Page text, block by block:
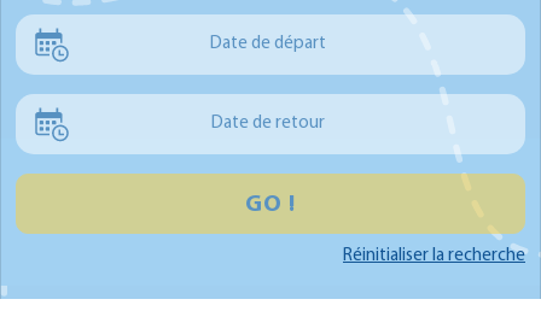
Date de départ
Date de retour
GO !
Réinitialiser la recherche